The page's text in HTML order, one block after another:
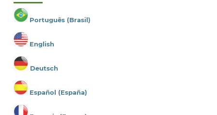
Português (Brasil)
English
Deutsch
Español (España)